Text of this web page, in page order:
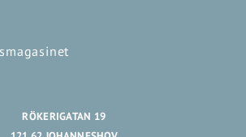
RÖKERIGATAN 19